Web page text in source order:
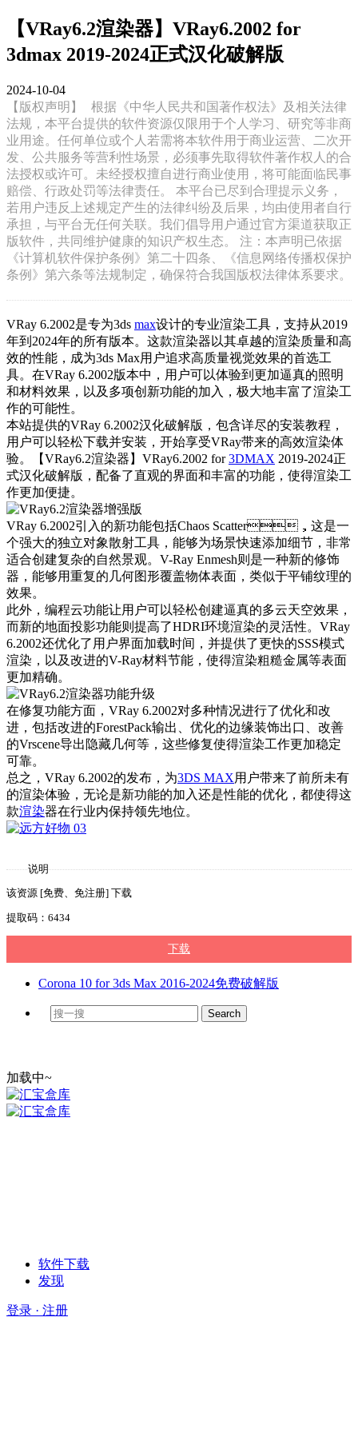
【VRay6.2渲染器】VRay6.2002 for
3dmax 2019-2024正式汉化破解版
2024-10-04
【版权声明】
根据《中华人民共和国著作权法》及相关法律
法规，本平台提供的软件资源仅限用于个人学习、研究等非商
业用途。任何单位或个人若需将本软件用于商业运营、二次开
发、公共服务等营利性场景，必须事先取得软件著作权人的合
法授权或许可。未经授权擅自进行商业使用，将可能面临民事
赔偿、行政处罚等法律责任。 本平台已尽到合理提示义务，
若用户违反上述规定产生的法律纠纷及后果，均由使用者自行
承担，与平台无任何关联。我们倡导用户通过官方渠道获取正
版软件，共同维护健康的知识产权生态。 注：本声明已依据
《计算机软件保护条例》第二十四条、《信息网络传播权保护
条例》第六条等法规制定，确保符合我国版权法律体系要求。
VRay 6.2002是专为3ds max设计的专业渲染工具，支持从2019
年到2024年的所有版本。这款渲染器以其卓越的渲染质量和高
效的性能，成为3ds Max用户追求高质量视觉效果的首选工
具。在VRay 6.2002版本中，用户可以体验到更加逼真的照明
和材料效果，以及多项创新功能的加入，极大地丰富了渲染工
作的可能性。
本站提供的VRay 6.2002汉化破解版，包含详尽的安装教程，
用户可以轻松下载并安装，开始享受VRay带来的高效渲染体
验。【VRay6.2渲染器】VRay6.2002 for3DMAX 2019-2024正
式汉化破解版，配备了直观的界面和丰富的功能，使得渲染工
作更加便捷。
VRay 6.2002引入的新功能包括Chaos Scatter，这是一
个强大的独立对象散射工具，能够为场景快速添加细节，非常
适合创建复杂的自然景观。V-Ray Enmesh则是一种新的修饰
器，能够用重复的几何图形覆盖物体表面，类似于平铺纹理的
效果。
此外，编程云功能让用户可以轻松创建逼真的多云天空效果，
而新的地面投影功能则提高了HDRI环境渲染的灵活性。VRay
6.2002还优化了用户界面加载时间，并提供了更快的SSS模式
渲染，以及改进的V-Ray材料节能，使得渲染粗糙金属等表面
更加精确。
在修复功能方面，VRay 6.2002对多种情况进行了优化和改
进，包括改进的ForestPack输出、优化的边缘装饰出口、改善
的Vrscene导出隐藏几何等，这些修复使得渲染工作更加稳定
可靠。
总之，VRay 6.2002的发布，为3DS MAX用户带来了前所未有
的渲染体验，无论是新功能的加入还是性能的优化，都使得这
款渲染器在行业内保持领先地位。
说明
该资源 [免费、免注册] 下载
提取码：6434
下载
Corona 10 for 3ds Max 2016-2024免费破解版
加载中~
软件下载
发现
登录 · 注册